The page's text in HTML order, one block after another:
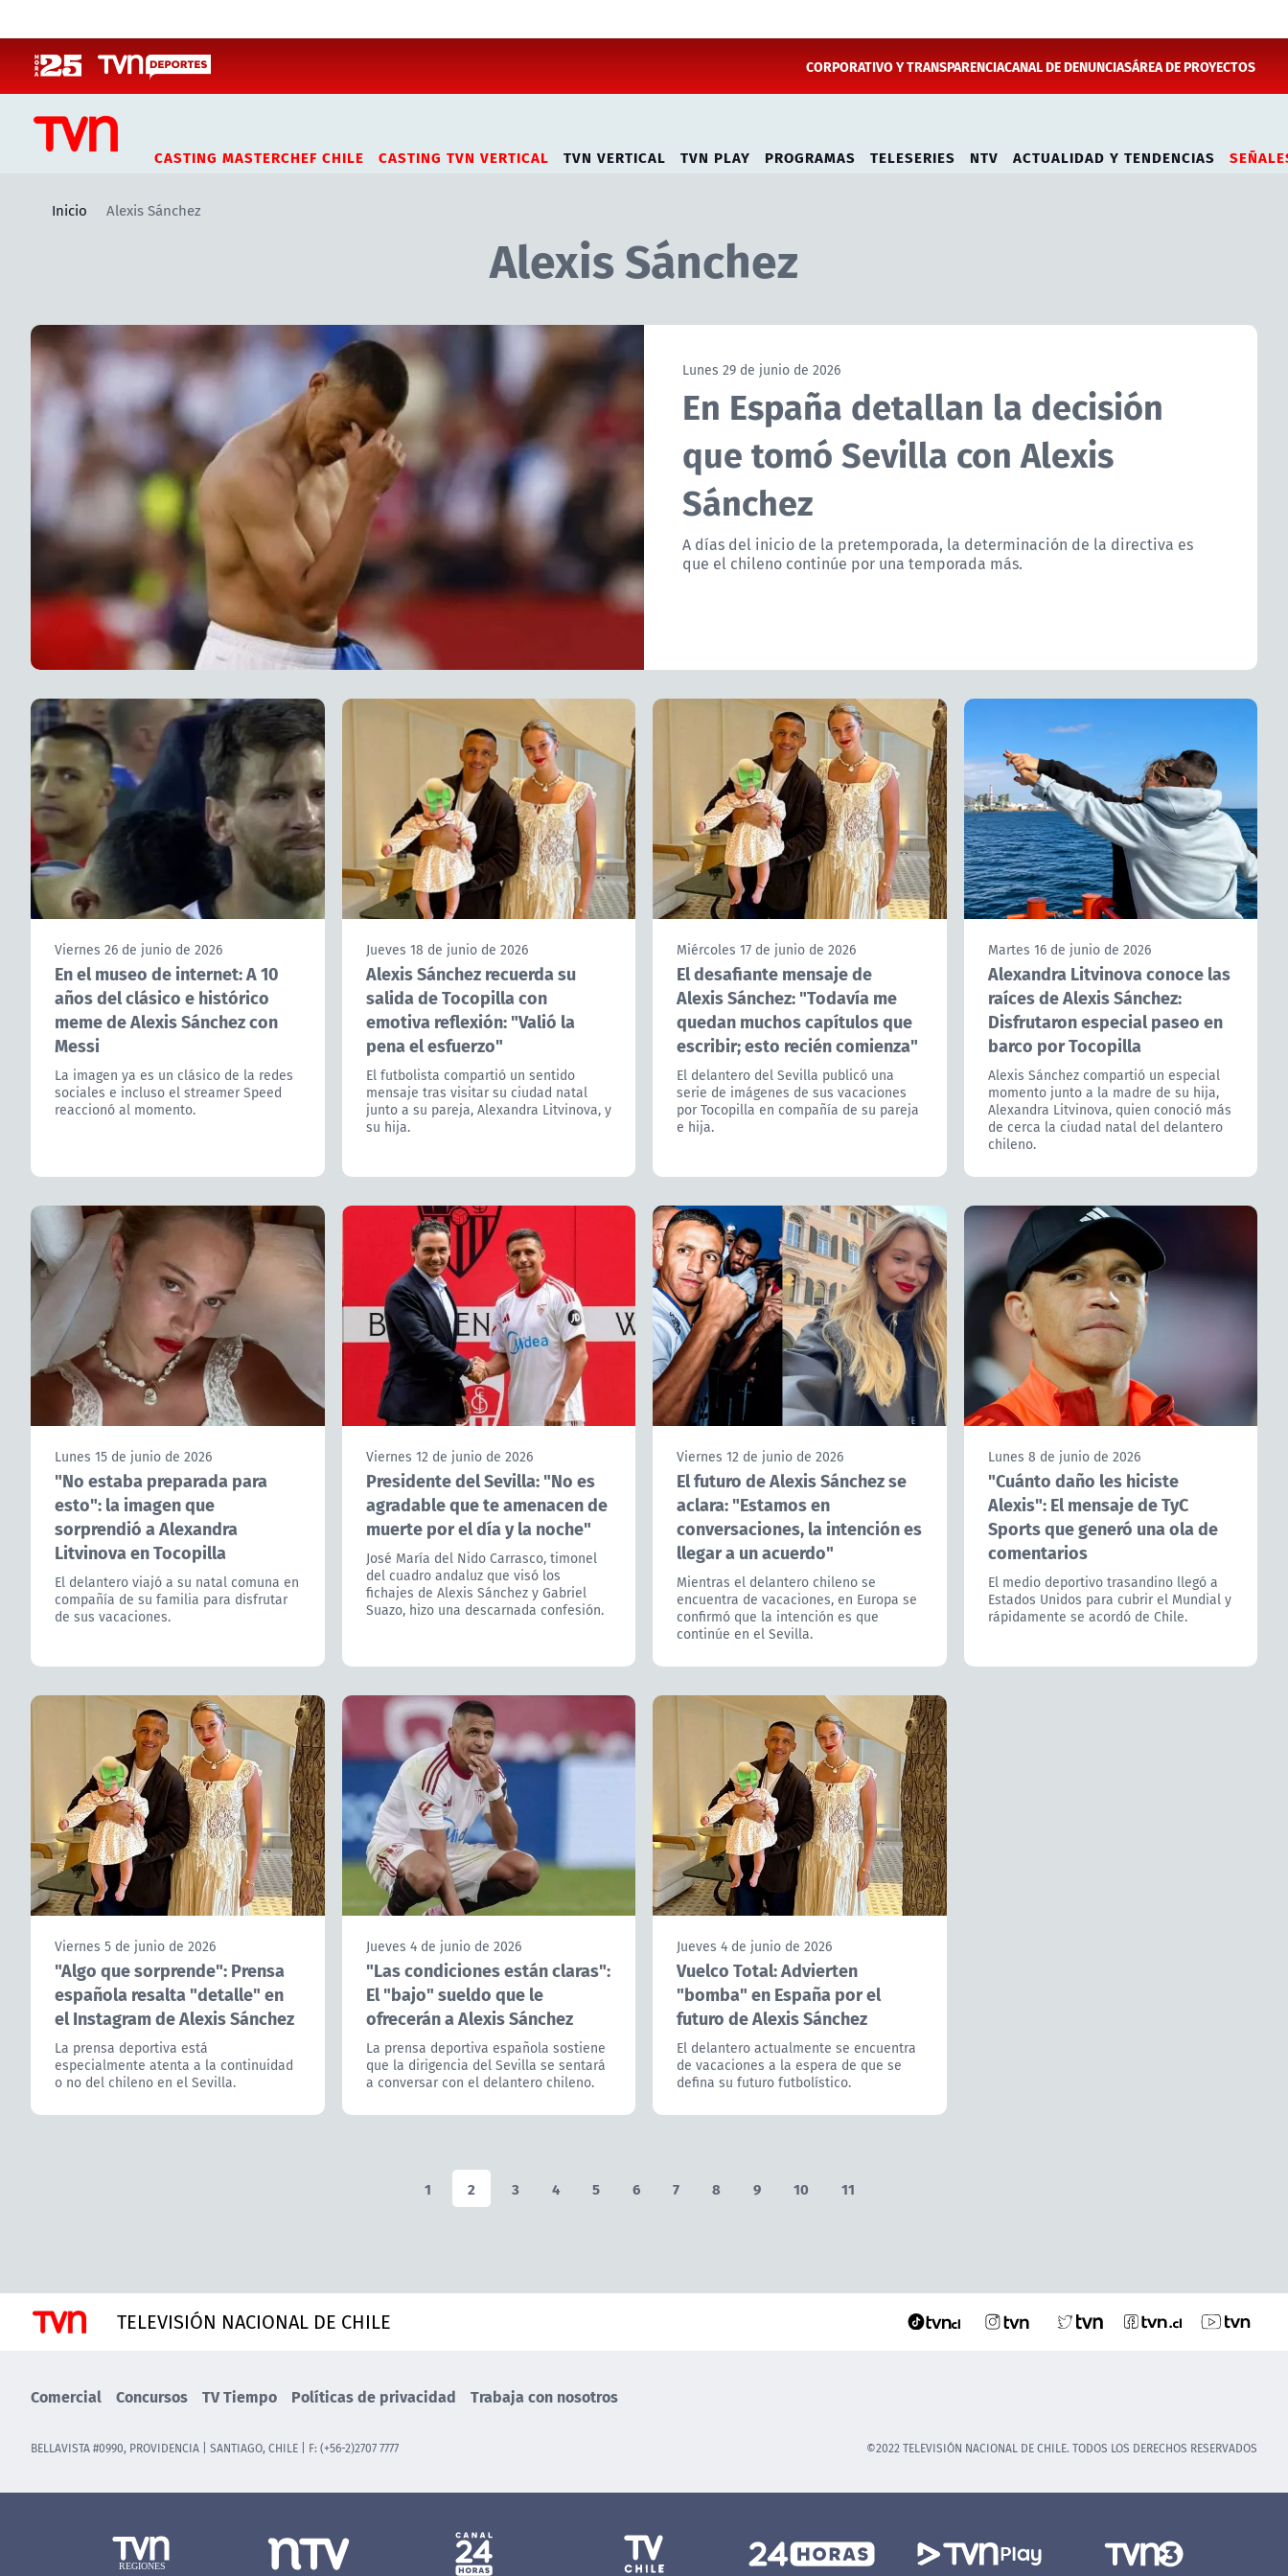
CORPORATIVO Y TRANSPARENCIACANAL DE DENUNCIASÁREA DE PROYECTOS
CASTING MASTERCHEF CHILE CASTING TVN VERTICAL TVN VERTICAL TVN PLAY PROGRAMAS TELESERIES NTV ACTUALIDAD Y TENDENCIAS
Inicio Alexis Sánchez
Alexis Sánchez
Artículos relacionados con Alexis Sánchez
Lunes 29 de junio de 2026
En España detallan la decisión
que tomó Sevilla con Alexis
Sánchez
A días del inicio de la pretemporada, la determinación de la directiva es
que el chileno continúe por una temporada más.
Viernes 26 de junio de 2026
En el museo de internet: A 10
años del clásico e histórico
meme de Alexis Sánchez con
Messi
La imagen ya es un clásico de la redes
sociales e incluso el streamer Speed
reaccionó al momento.
Jueves 18 de junio de 2026
Alexis Sánchez recuerda su
salida de Tocopilla con
emotiva reflexión: "Valió la
pena el esfuerzo"
El futbolista compartió un sentido
mensaje tras visitar su ciudad natal
junto a su pareja, Alexandra Litvinova, y
su hija.
Miércoles 17 de junio de 2026
El desafiante mensaje de
Alexis Sánchez: "Todavía me
quedan muchos capítulos que
escribir; esto recién comienza"
El delantero del Sevilla publicó una
serie de imágenes de sus vacaciones
por Tocopilla en compañía de su pareja
e hija.
Martes 16 de junio de 2026
Alexandra Litvinova conoce las
raíces de Alexis Sánchez:
Disfrutaron especial paseo en
barco por Tocopilla
Alexis Sánchez compartió un especial
momento junto a la madre de su hija,
Alexandra Litvinova, quien conoció más
de cerca la ciudad natal del delantero
chileno.
Lunes 15 de junio de 2026
"No estaba preparada para
esto": la imagen que
sorprendió a Alexandra
Litvinova en Tocopilla
El delantero viajó a su natal comuna en
compañía de su familia para disfrutar
de sus vacaciones.
Viernes 12 de junio de 2026
Presidente del Sevilla: "No es
agradable que te amenacen de
muerte por el día y la noche"
José María del Nido Carrasco, timonel
del cuadro andaluz que visó los
fichajes de Alexis Sánchez y Gabriel
Suazo, hizo una descarnada confesión.
Viernes 12 de junio de 2026
El futuro de Alexis Sánchez se
aclara: "Estamos en
conversaciones, la intención es
llegar a un acuerdo"
Mientras el delantero chileno se
encuentra de vacaciones, en Europa se
confirmó que la intención es que
continúe en el Sevilla.
Lunes 8 de junio de 2026
"Cuánto daño les hiciste
Alexis": El mensaje de TyC
Sports que generó una ola de
comentarios
El medio deportivo trasandino llegó a
Estados Unidos para cubrir el Mundial y
rápidamente se acordó de Chile.
Viernes 5 de junio de 2026
"Algo que sorprende": Prensa
española resalta "detalle" en
el Instagram de Alexis Sánchez
La prensa deportiva está
especialmente atenta a la continuidad
o no del chileno en el Sevilla.
Jueves 4 de junio de 2026
"Las condiciones están claras":
El "bajo" sueldo que le
ofrecerán a Alexis Sánchez
La prensa deportiva española sostiene
que la dirigencia del Sevilla se sentará
a conversar con el delantero chileno.
Jueves 4 de junio de 2026
Vuelco Total: Advierten
"bomba" en España por el
futuro de Alexis Sánchez
El delantero actualmente se encuentra
de vacaciones a la espera de que se
defina su futuro futbolístico.
1 2 3 4 5 6 7 8 9 10 11
TELEVISIÓN NACIONAL DE CHILE
Comercial Concursos TV Tiempo Políticas de privacidad Trabaja con nosotros
BELLAVISTA #0990, PROVIDENCIA | SANTIAGO, CHILE | F: (+56-2)2707 7777 ©2022 TELEVISIÓN NACIONAL DE CHILE. TODOS LOS DERECHOS RESERVADOS